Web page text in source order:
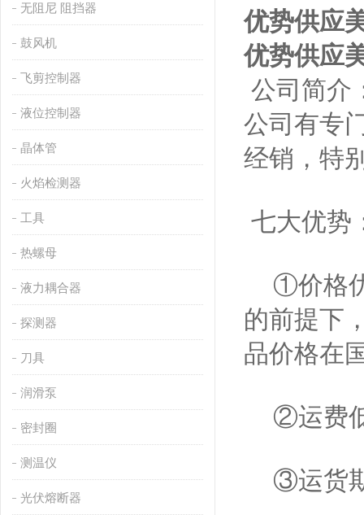
无阻尼 阻挡器
鼓风机
飞剪控制器
液位控制器
晶体管
火焰检测器
工具
热螺母
液力耦合器
探测器
刀具
润滑泵
密封圈
测温仪
光伏熔断器
优势供应
优势供应
公司简介
公司有专
经销，特
七大优势
①价格优
的前提下
品价格在
②运费低
③运货期